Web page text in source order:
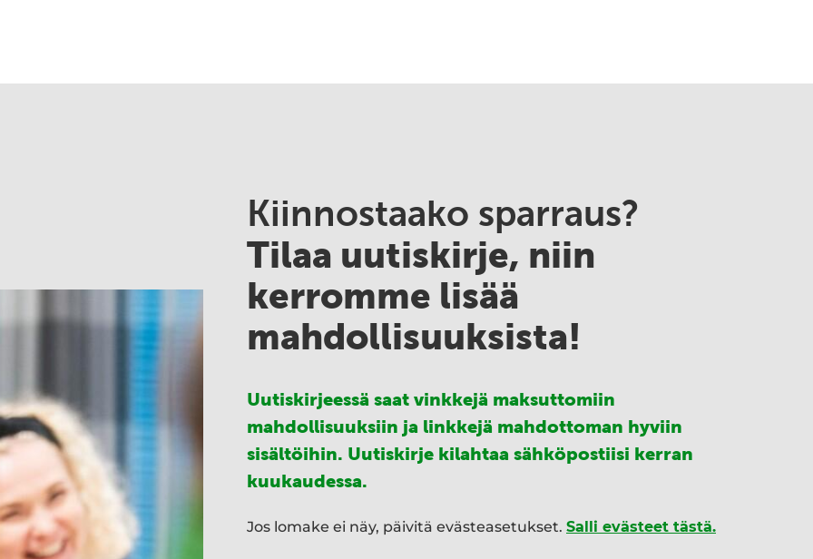
Kiinnostaako sparraus?
Tilaa uutiskirje, niin
kerromme lisää
mahdollisuuksista!
Uutiskirjeessä saat vinkkejä maksuttomiin
mahdollisuuksiin ja linkkejä mahdottoman hyviin
sisältöihin. Uutiskirje kilahtaa sähköpostiisi kerran
kuukaudessa.
Jos lomake ei näy, päivitä evästeasetukset. Salli evästeet tästä.